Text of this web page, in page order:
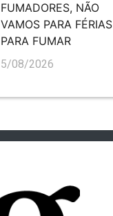
FUMADORES, NÃO
VAMOS PARA FÉRIAS
PARA FUMAR
5/08/2026